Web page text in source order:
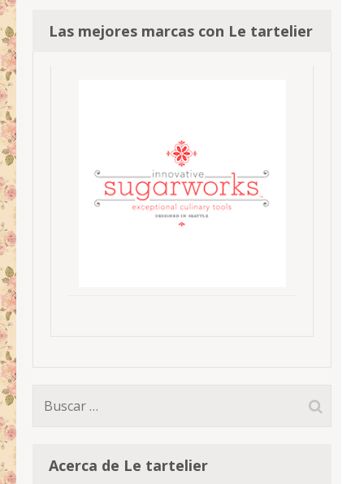
Las mejores marcas con Le tartelier
Buscar:
Acerca de Le tartelier